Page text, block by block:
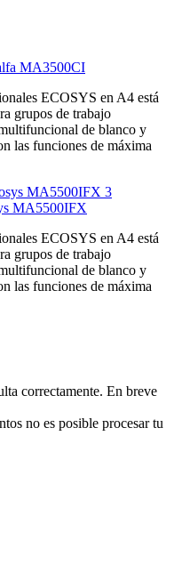
MA3500CI
ECOSYS en A4 está
grupos de trabajo
de blanco y
las funciones de máxima
MA5500IFX
ECOSYS en A4 está
grupos de trabajo
de blanco y
las funciones de máxima
correctamente. En breve
no es posible procesar tu